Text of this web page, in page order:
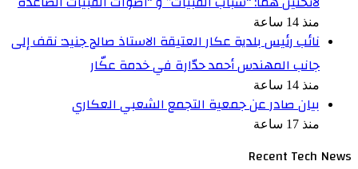
منذ 14 ساعة
نائب رئيس بلدية عكار العتيقة الاستاذ صالح جنيد: نقف إلى
جانب المهندس أحمد حدّارة في خدمة عكّار
منذ 14 ساعة
بيان صادر عن جمعية التجمع الشعبي العكاري
منذ 17 ساعة
Recent Tech News